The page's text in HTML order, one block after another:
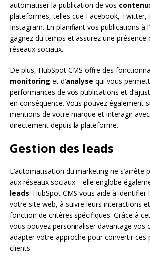
automatiser la publication de vos
plateformes, telles que Facebook, Twitter,
Instagram. En planifiant vos publications à
gagnez du temps et assurez une présence
réseaux sociaux.
De plus, HubSpot CMS offre des
monitoring et d’analyse qui vous
performances de vos publications et
en conséquence. Vous pouvez également
mentions de votre marque et interagir
directement depuis la plateforme.
Gestion des leads
L’automatisation du marketing ne s’arrête
aux réseaux sociaux – elle englobe
leads. HubSpot CMS vous aide à identifier
votre site web, à suivre leurs interactions
fonction de critères spécifiques. Grâce à
vous pouvez personnaliser davantage vos
adapter votre approche pour convertir ces
clients.